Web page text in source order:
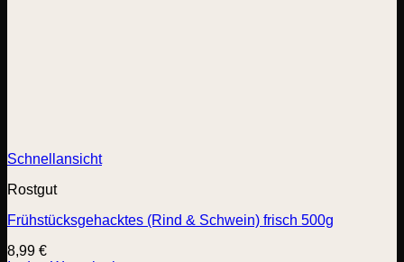
Schnellansicht
Rostgut
Frühstücksgehacktes (Rind & Schwein) frisch 500g
8,99 €